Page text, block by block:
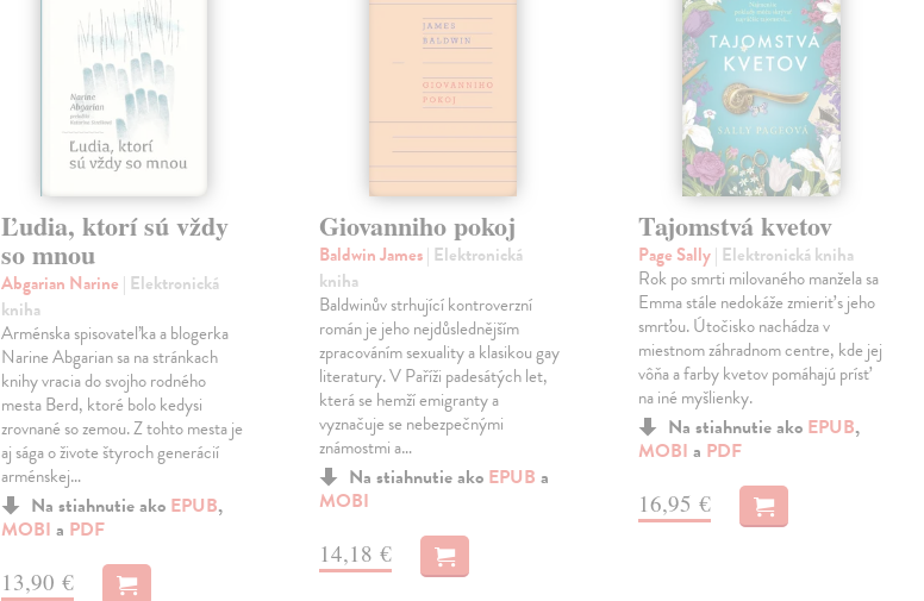
Ľudia, ktorí sú vždy
so mnou
Abgarian Narine | Elektronická
kniha
Arménska spisovateľka a blogerka
Narine Abgarian sa na stránkach
knihy vracia do svojho rodného
mesta Berd, ktoré bolo kedysi
zrovnané so zemou. Z tohto mesta je
aj sága o živote štyroch generácií
arménskej…
Na stiahnutie ako EPUB,
MOBI a PDF
13,90 €
Giovanniho pokoj
Baldwin James| Elektronická
kniha
Baldwinův strhující kontroverzní
román je jeho nejdůslednějším
zpracováním sexuality a klasikou gay
literatury. V Paříži padesátých let,
která se hemží emigranty a
vyznačuje se nebezpečnými
známostmi a…
Na stiahnutie ako EPUB a
MOBI
14,18 €
Tajomstvá kvetov
Page Sally| Elektronická kniha
Rok po smrti milovaného manžela sa
Emma stále nedokáže zmieriť s jeho
smrťou. Útočisko nachádza v
miestnom záhradnom centre, kde jej
vôňa a farby kvetov pomáhajú prísť
na iné myšlienky.
Na stiahnutie ako EPUB,
MOBI a PDF
16,95 €